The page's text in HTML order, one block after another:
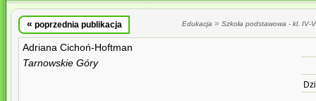
« poprzednia publikacja Edukacja » Szkoła podstawowa - kl. IV-
Adriana Cichoń-Hoftman
Tarnowskie Góry